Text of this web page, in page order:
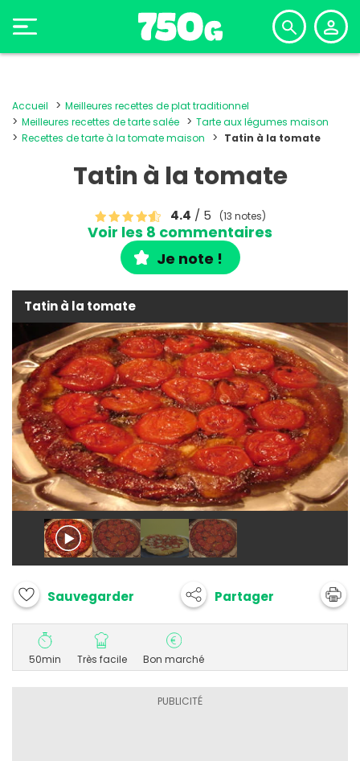
Accueil
Meilleures recettes de plat traditionnel
Meilleures recettes de tarte salée
Tarte aux légumes maison
Recettes de tarte à la tomate maison
Tatin à la tomate
Tatin à la tomate
4.4 / 5 (13 notes)
Voir les 8 commentaires
Je note !
Tatin à la tomate
Sauvegarder Partager
50min Très facile Bon marché